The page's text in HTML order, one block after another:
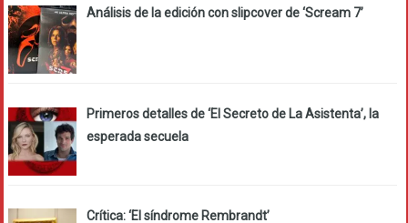
Análisis de la edición con slipcover de ‘Scream 7’
Primeros detalles de ‘El Secreto de La Asistenta’, la
esperada secuela
Crítica: ‘El síndrome Rembrandt’